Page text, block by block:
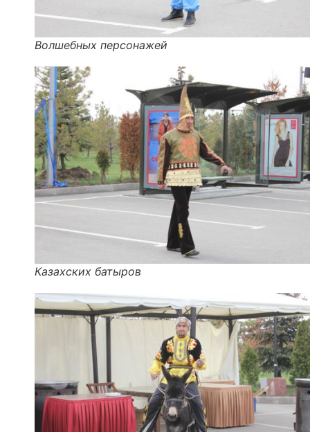
Волшебных персонажей
Казахских батыров